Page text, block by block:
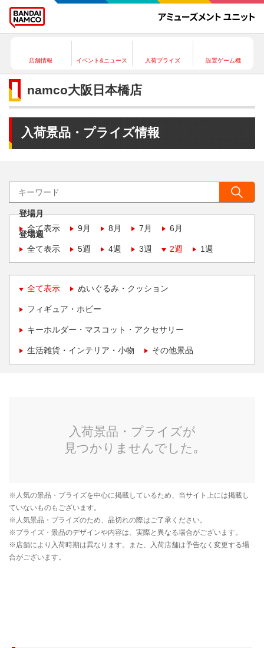
店舗情報 イベント&ニュース 入荷プライズ 設置ゲーム機
namco大阪日本橋店
入荷景品・プライズ情報
登場月
全て表示
9月 8月 7月 6月
登場週
全て表示
5週 4週 3週 2週 1週
全て表示 ぬいぐるみ・クッション
フィギュア・ホビー
キーホルダー・マスコット・アクセサリー
生活雑貨・インテリア・小物 その他景品